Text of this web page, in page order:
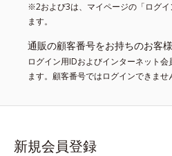
※2および3は、マイページの「ログ
ます。
通販の顧客番号をお持ちのお客
ログイン用IDおよびインターネット
ます。顧客番号ではログインできませ
新規会員登録